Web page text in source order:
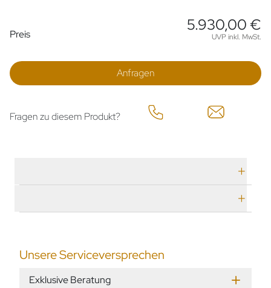
Preisinformationen
Preis
5.930,00 €
UVP inkl. MwSt.
Anfragen
Fragen zu diesem Produkt?
Unsere Serviceversprechen
Exklusive Beratung